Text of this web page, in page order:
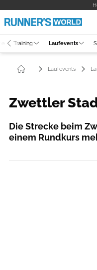
Training Laufevents
Laufevents
Zwettler
Die Strecke beim
einem Rundkurs